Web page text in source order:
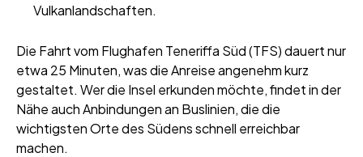
Vulkanlandschaften.
Die Fahrt vom Flughafen Teneriffa Süd (TFS) dauert nur
etwa 25 Minuten, was die Anreise angenehm kurz
gestaltet. Wer die Insel erkunden möchte, findet in der
Nähe auch Anbindungen an Buslinien, die die
wichtigsten Orte des Südens schnell erreichbar
machen.